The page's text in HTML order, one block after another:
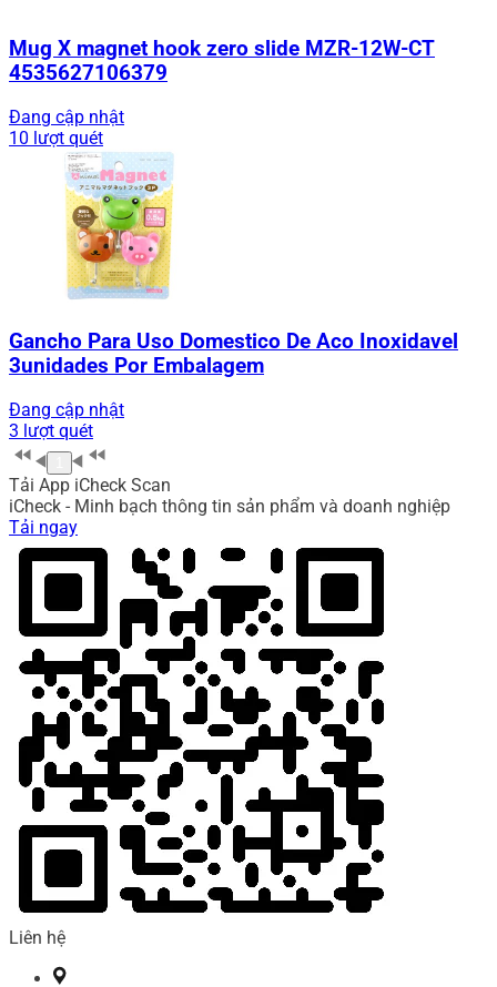
Mug X magnet hook zero slide MZR-12W-CT
4535627106379
Đang cập nhật
10 lượt quét
Gancho Para Uso Domestico De Aco Inoxidavel
3unidades Por Embalagem
Đang cập nhật
3 lượt quét
Tải App iCheck Scan
iCheck - Minh bạch thông tin sản phẩm và doanh nghiệp
Tải ngay
Liên hệ